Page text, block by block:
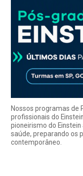
Nossos programas de
profissionais do
pioneirismo do
saúde, preparando os
contemporâneo.